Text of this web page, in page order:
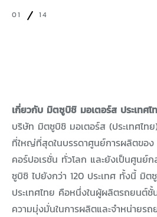
01 14
เกี่ยวกับ มิตซูบิชิ มอเตอร์ส ประเทศไ
บริษัท มิตซูบิชิ มอเตอร์ส (ประเทศไท
ที่ใหญ่ที่สุดในบรรดาศูนย์การผลิตขอ
คอร์ปอเรชั่น ทั่วโลก และยังเป็นศูนย์
ซูบิชิ ไปยังกว่า 120 ประเทศ ทั้งนี้ มิต
ประเทศไทย คือหนึ่งในผู้ผลิตรถยนต์ชั้
ความมุ่งมั่นในการผลิตและจำหน่ายร